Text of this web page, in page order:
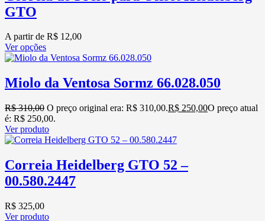
GTO
A partir de R$ 12,00
Ver opções
Miolo da Ventosa Sormz 66.028.050
R$310,00 O preço original era: R$ 310,00.R$ 250,00O preço atual
é: R$ 250,00.
Ver produto
Correia Heidelberg GTO 52 –
00.580.2447
R$ 325,00
Ver produto